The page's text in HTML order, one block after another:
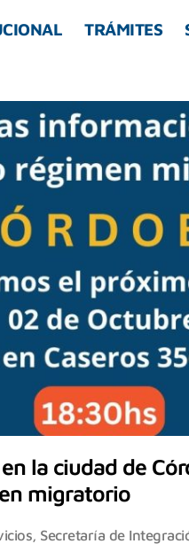
TRÁMITES
la ciudad de
migratorio
, Secretaría de